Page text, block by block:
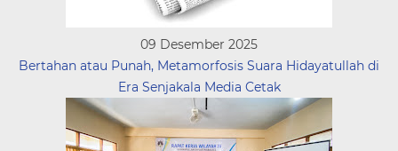
09 Desember 2025
Bertahan atau Punah, Metamorfosis Suara Hidayatullah di
Era Senjakala Media Cetak